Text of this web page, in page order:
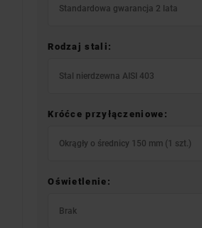
Standardowa gwarancja 2 lata
Rodzaj stali:
Stal nierdzewna AISI 403
Króćce przyłączeniowe:
Okrągły o średnicy 150 mm (1 szt.)
Oświetlenie:
Brak